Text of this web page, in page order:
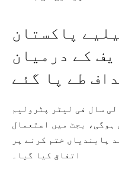
26-2025 کیلیے پاکستان
کے درمیان
طے پا گئے
سال فی لیٹر پٹرولیم
ہوگی، بجٹ میں استعمال
پابندیاں ختم کرنے پر
اتفاق کیا گیا۔